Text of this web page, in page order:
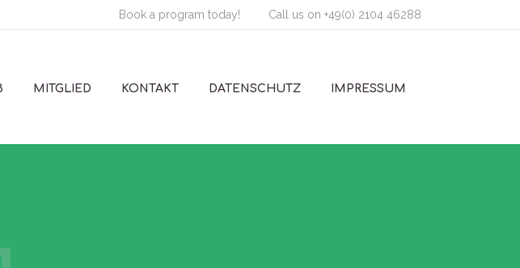
Book a program today! Call us on +49(0) 2104 46288
MITGLIED KONTAKT DATENSCHUTZ IMPRESSUM